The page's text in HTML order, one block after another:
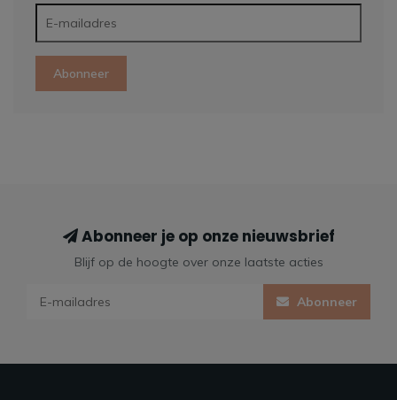
Abonneer
Abonneer je op onze nieuwsbrief
Blijf op de hoogte over onze laatste acties
Abonneer